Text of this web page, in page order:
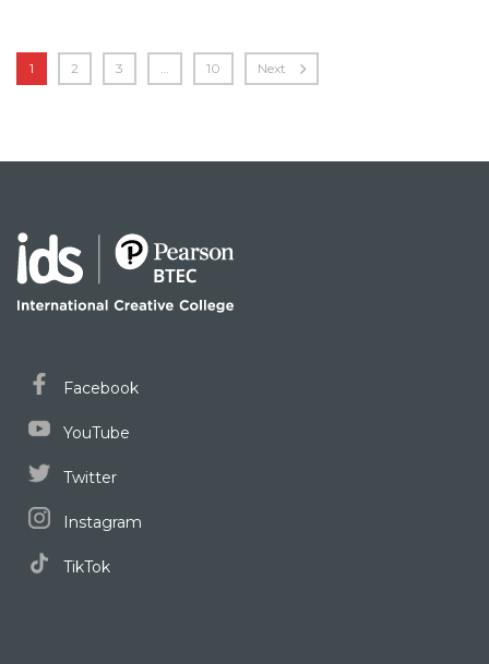
1 2 3 … 10 Next
Facebook
YouTube
Twitter
Instagram
TikTok